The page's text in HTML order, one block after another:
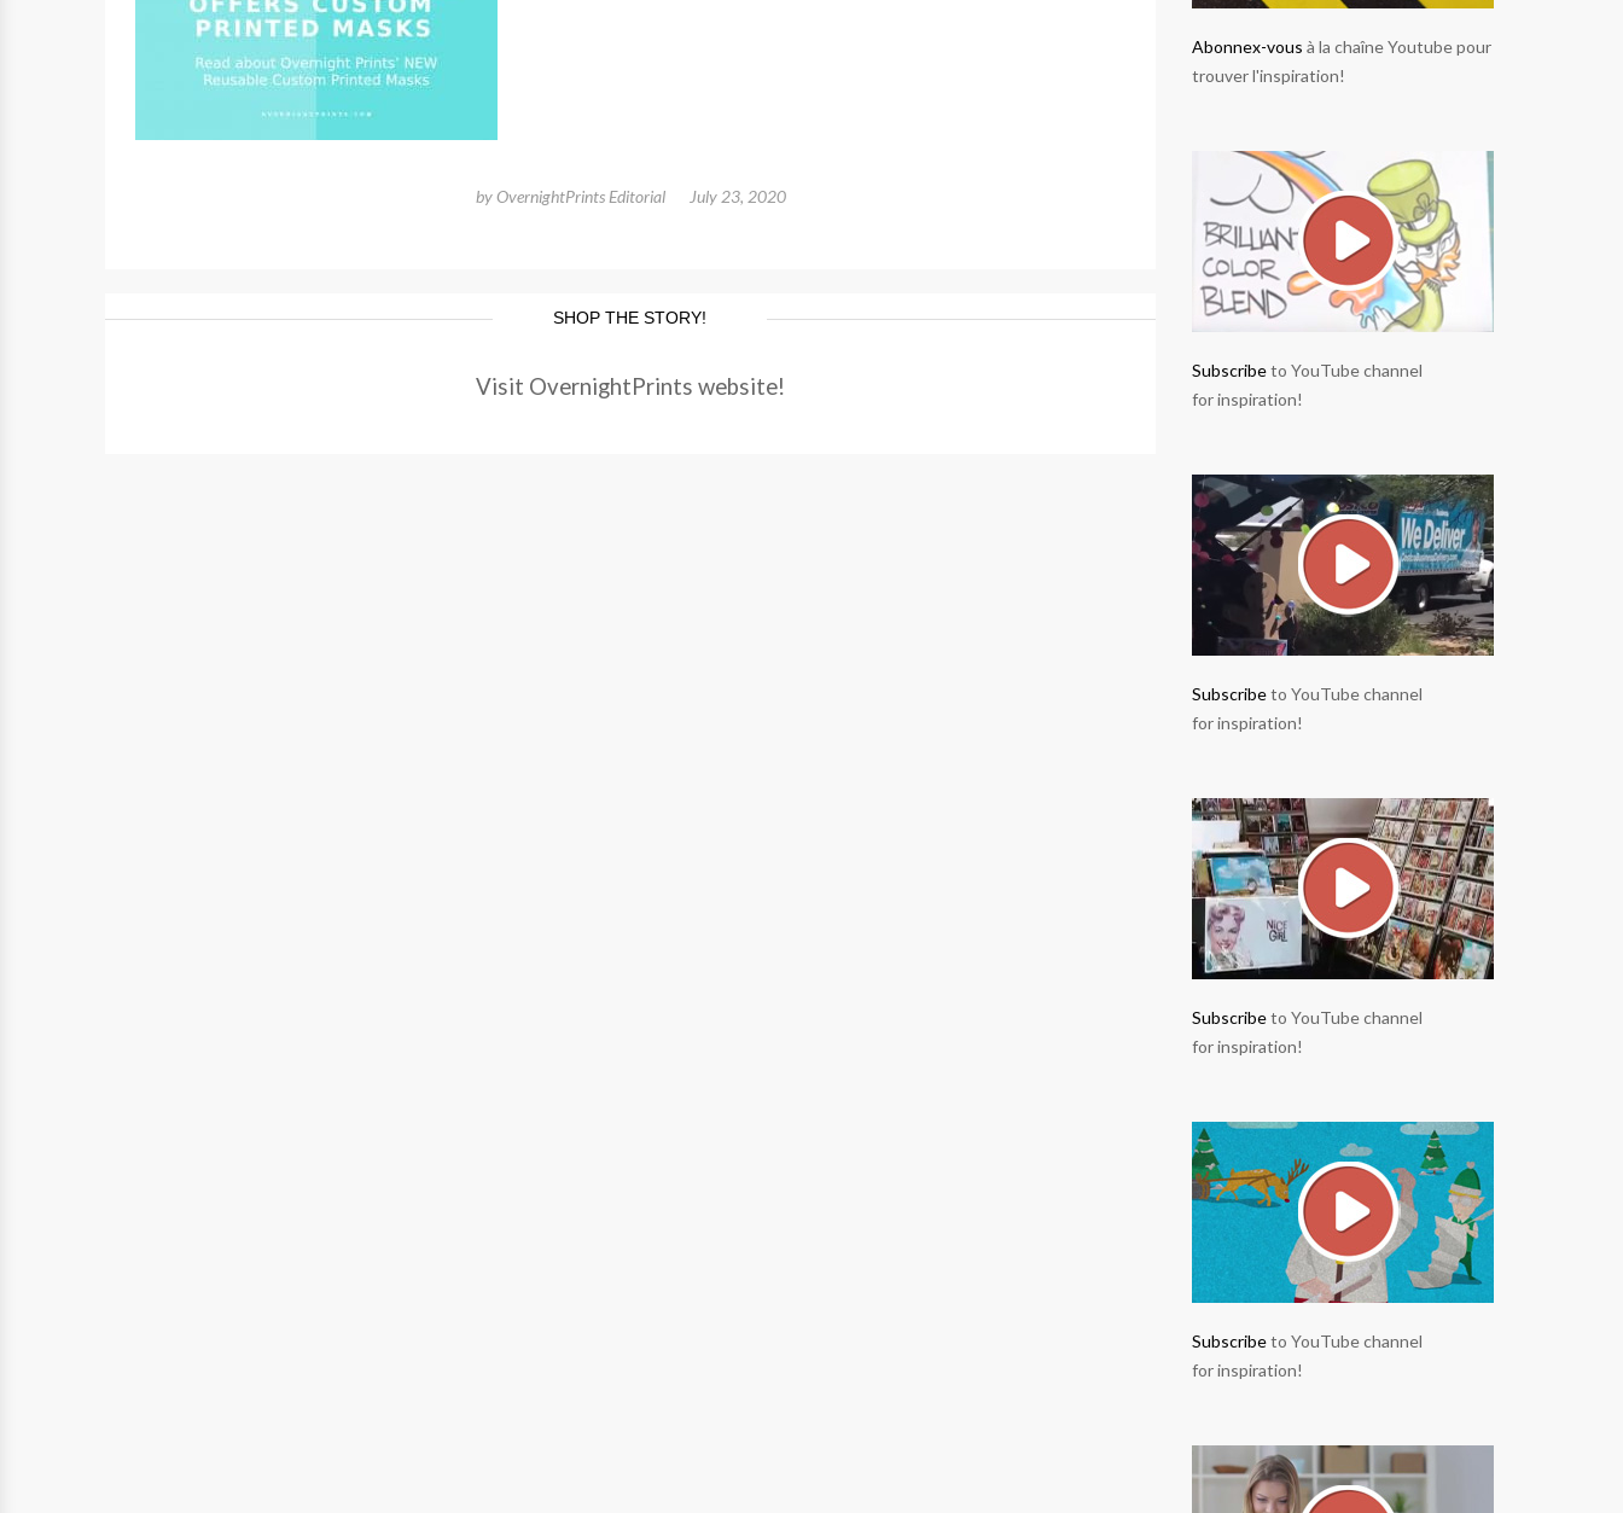
byOvernightPrints Editorial July 23, 2020
SHOP THE STORY!
Visit OvernightPrints website!
Abonnex-vous à la chaîne Youtube pour
trouver l'inspiration!
Subscribeto YouTube channel
for inspiration!
Subscribeto YouTube channel
for inspiration!
Subscribeto YouTube channel
for inspiration!
Subscribeto YouTube channel
for inspiration!